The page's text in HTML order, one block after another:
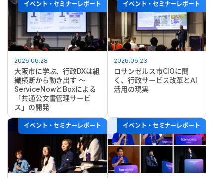
イベント・セミナーレポート
2026.06.28
大阪市に学ぶ、行政DXは組
織横断から動き出す ～
ServiceNowとBoxによる
「共通公文書管理サービ
ス」の開発
イベント・セミナーレポート
2026.06.23
ロサンゼルス市CIOに聞
く、行政サービス改革とAI
活用の現実
イベント・セミナーレポート イベント・セミナーレポート